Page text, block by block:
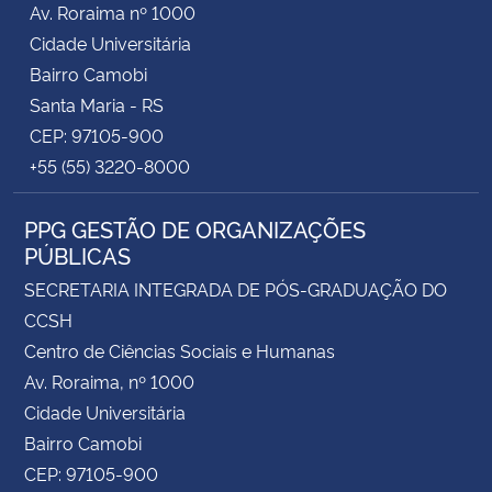
Secretaria-Geral
Secretaria de Governo
Gabinete de Segurança Institucional
Advocacia-Geral da União
Banco Central do Brasil
Planalto
Av. Roraima nº 1000
Cidade Universitária
Bairro Camobi
Santa Maria - RS
CEP: 97105-900
+55 (55) 3220-8000
PPG GESTÃO DE ORGANIZAÇÕES
PÚBLICAS
SECRETARIA INTEGRADA DE PÓS-GRADUAÇÃO DO
CCSH
Centro de Ciências Sociais e Humanas
Av. Roraima, nº 1000
Cidade Universitária
Bairro Camobi
CEP: 97105-900